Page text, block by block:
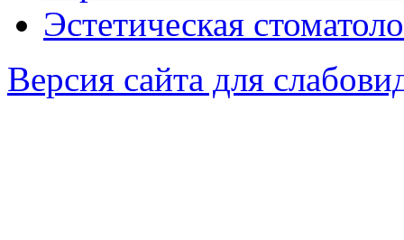
Эстетическая
Версия сайта для